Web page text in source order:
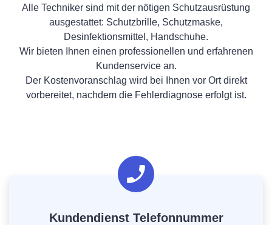
Alle Techniker sind mit der nötigen Schutzausrüstung
ausgestattet: Schutzbrille, Schutzmaske,
Desinfektionsmittel, Handschuhe.
Wir bieten Ihnen einen professionellen und erfahrenen
Kundenservice an.
Der Kostenvoranschlag wird bei Ihnen vor Ort direkt
vorbereitet, nachdem die Fehlerdiagnose erfolgt ist.
Kundendienst Telefonnummer